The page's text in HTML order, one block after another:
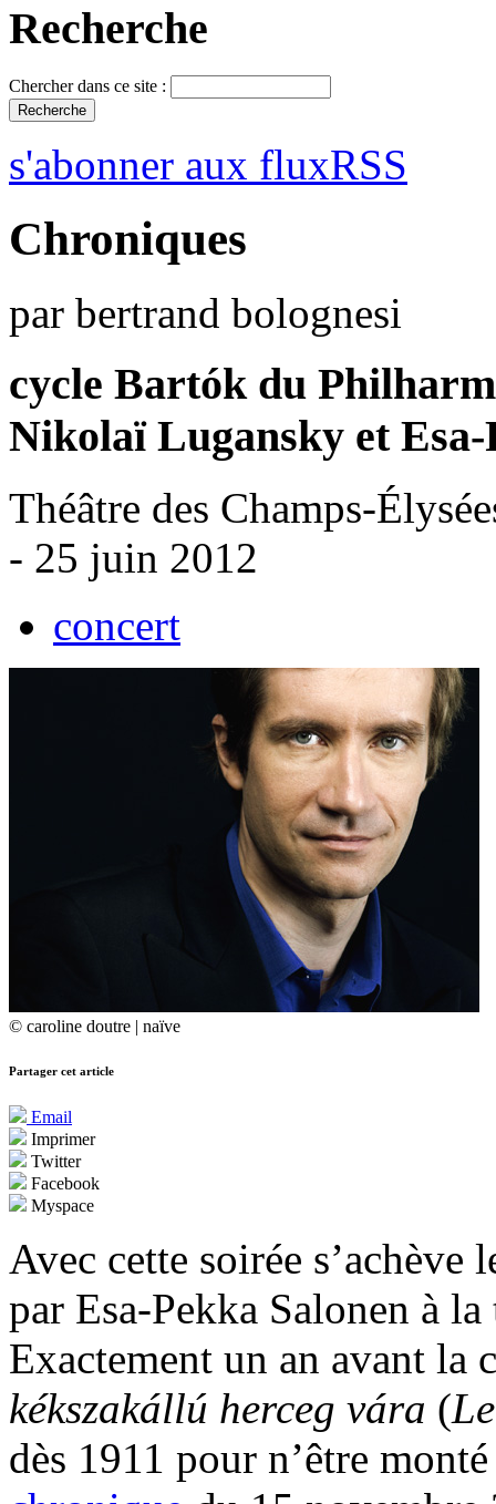
Recherche
Chercher dans ce site :
s'abonner aux fluxRSS
Chroniques
par bertrand bolognesi
cycle Bartók du
Nikolaï Lugansky et Esa-
Théâtre des Champs-
- 25 juin 2012
concert
© caroline doutre | naïve
Partager cet article
Email
Imprimer
Twitter
Facebook
Myspace
Avec cette soirée
par Esa-Pekka Salonen à
Exactement un an avant la
kékszakállú herceg vára (
dès 1911 pour n’être